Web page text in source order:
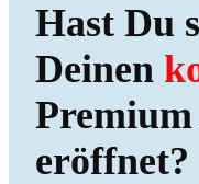
Hast Du
Deinen
eröffnet?